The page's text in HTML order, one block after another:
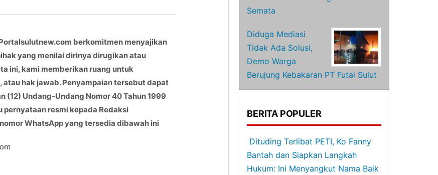
berkomitmen menyajikan
yang menilai dirinya dirugikan atau
ini, kami memberikan ruang untuk
hak jawab. Penyampaian tersebut dapat
(12) Undang-Undang Nomor 40 Tahun 1999
resmi kepada Redaksi
WhatsApp yang tersedia dibawah ini
Semata
Diduga Mediasi
Tidak Ada Solusi,
Demo Warga
Berujung Kebakaran PT Futai Sulut
BERITA POPULER
Dituding Terlibat PETI, Ko Fanny
Bantah dan Siapkan Langkah
Hukum: Ini Menyangkut Nama Baik